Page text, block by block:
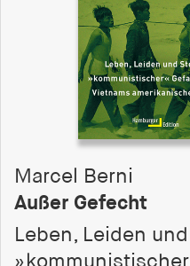
Marcel Berni
Außer Gefecht
Leben, Leiden